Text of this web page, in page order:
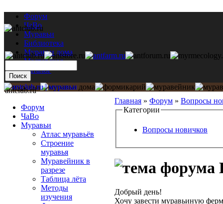
Форум
ЧаВо
Муравьи
Библиотека
Муравьи дома
Мастерская
Каталог
Главная » Форум » Вопросы
Категории
Вопросы новичков
Добрый день!
Хочу завести муравьиную
antclub.ru
Форум
ЧаВо
Муравьи
Атлас муравьёв
Строение
муравья
Муравейник в
разрезе
Таблица лёта
Методы
изучения